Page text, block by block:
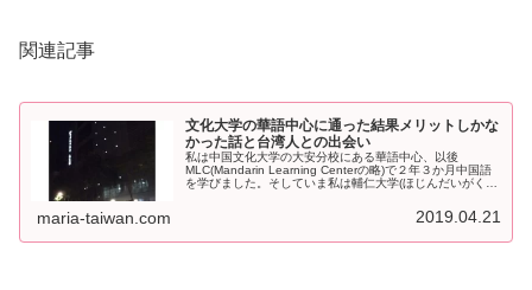
関連記事
文化大学の華語中心に通った結果メリットしかな
かった話と台湾人との出会い
私は中国文化大学の大安分校にある華語中心、以後
MLC(Mandarin Learning Centerの略)で２年３か月中国語
を学びました。そしていま私は輔仁大学(ほじんだいがく)
maria-taiwan.com 2019.04.21